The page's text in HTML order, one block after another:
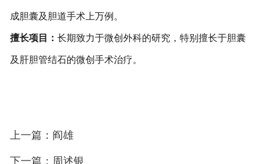
成胆囊及胆道手术上万例。
擅长项目 ： 长期致力于微创外科的研究，特别擅长于胆囊
及肝胆管结石的微创手术治疗。
上一篇：阎雄
下一篇：周述银